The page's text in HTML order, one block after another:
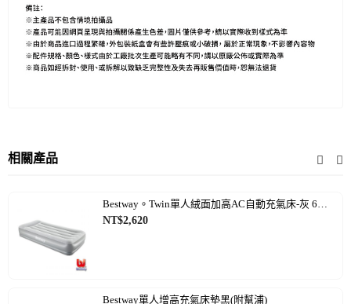
相關產品
Bestway。Twin單人絨面加高AC自動充氣床-灰 67627
NT$2,620
Bestway單人增高充氣床墊黑(附幫浦)